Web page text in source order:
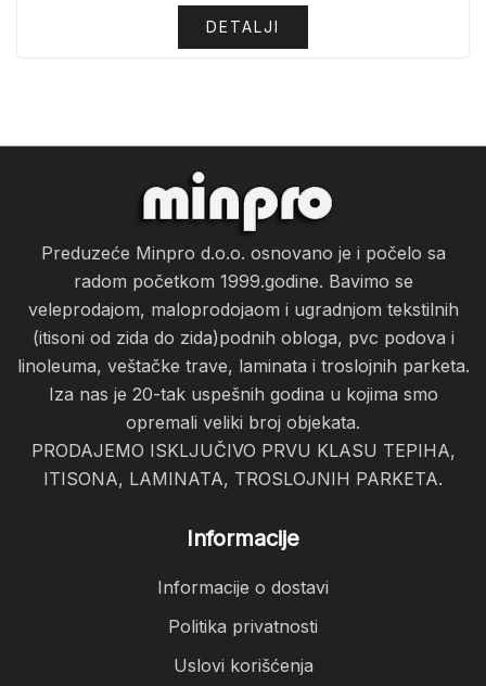
DETALJI
Preduzeće Minpro d.o.o. osnovano je i počelo sa
radom početkom 1999.godine. Bavimo se
veleprodajom, maloprodojaom i ugradnjom tekstilnih
(itisoni od zida do zida)podnih obloga, pvc podova i
linoleuma, veštačke trave, laminata i troslojnih parketa.
Iza nas je 20-tak uspešnih godina u kojima smo
opremali veliki broj objekata.
PRODAJEMO ISKLJUČIVO PRVU KLASU TEPIHA,
ITISONA, LAMINATA, TROSLOJNIH PARKETA.
Informacije
Informacije o dostavi
Politika privatnosti
Uslovi korišćenja